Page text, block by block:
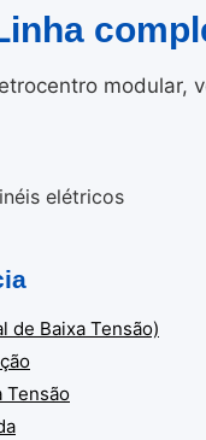
modular,
de Baixa Tensão)
Tensão